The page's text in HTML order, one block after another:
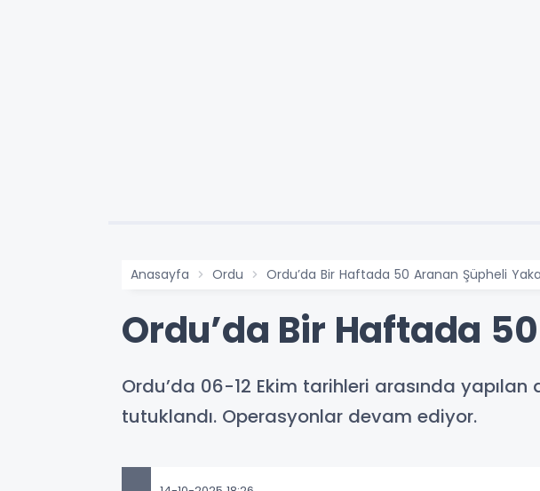
Anasayfa Ordu Ordu’da Bir Haftada 50 Aranan Şüpheli
Ordu’da Bir Haftada
Ordu’da 06-12 Ekim tarihleri arasında
tutuklandı. Operasyonlar devam ediyor.